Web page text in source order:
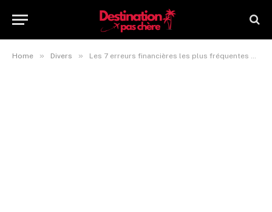
Home » Divers » Les 7 erreurs financières les plus fréquentes que vous faites en voyage